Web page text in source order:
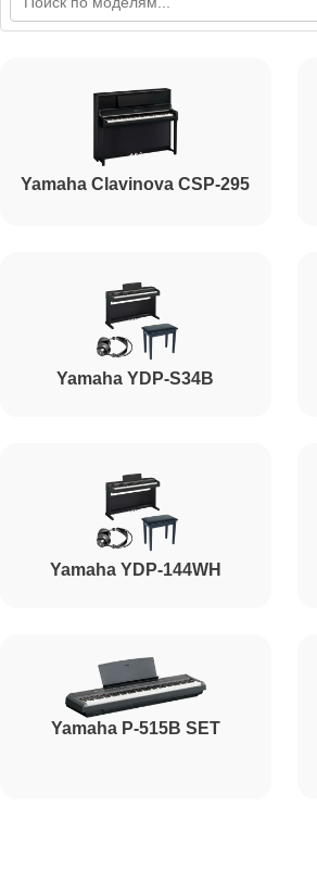
Yamaha Clavinova CSP-295
Yamaha YDP-S34B
Yamaha YDP-144WH
Yamaha P-515B SET